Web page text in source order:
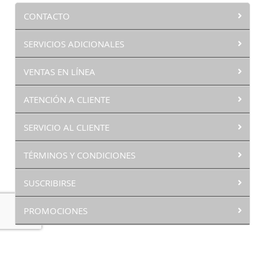
CONTACTO
SERVICIOS ADICIONALES
VENTAS EN LÍNEA
ATENCIÓN A CLIENTE
SERVICIO AL CLIENTE
TÉRMINOS Y CONDICIONES
SUSCRIBIRSE
PROMOCIONES